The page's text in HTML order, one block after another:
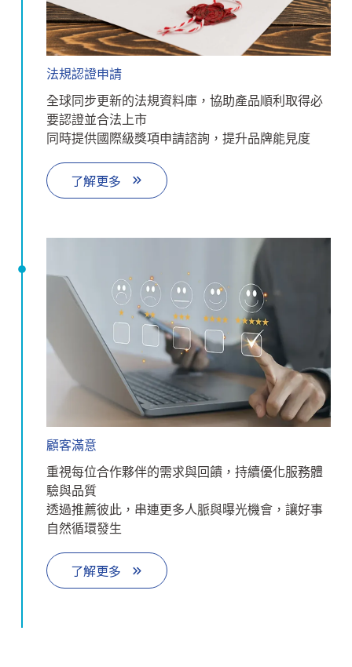
法規認證申請
全球同步更新的法規資料庫，協助產品順利取得必
要認證並合法上市
同時提供國際級獎項申請諮詢，提升品牌能見度
了解更多
顧客滿意
重視每位合作夥伴的需求與回饋，持續優化服務體
驗與品質
透過推薦彼此，串連更多人脈與曝光機會，讓好事
自然循環發生
了解更多